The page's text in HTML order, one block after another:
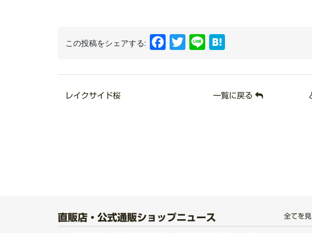
この投稿をシェアする: Facebook
Twitter
Line
レイクサイド桜 一覧に戻る
直販店・公式通販ショップニュース 全てを